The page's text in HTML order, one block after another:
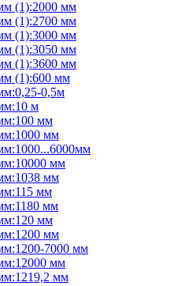
(1):2000 мм
(1):2700 мм
(1):3000 мм
(1):3050 мм
(1):3600 мм
(1):600 мм
0,5м
м
мм
мм
мм
мм
мм
мм
мм
мм
7000 мм
мм
мм